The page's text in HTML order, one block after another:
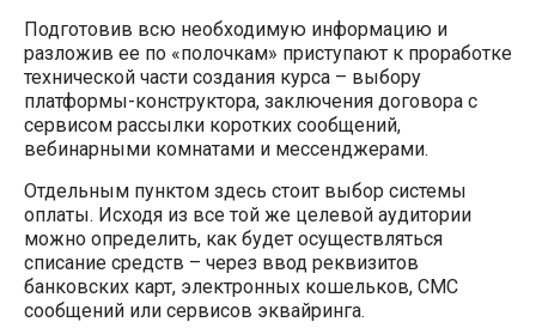
Подготовив всю необходимую информацию и
разложив ее по «полочкам» приступают к проработке
технической части создания курса – выбору
платформы-конструктора, заключения договора с
сервисом рассылки коротких сообщений,
вебинарными комнатами и мессенджерами.
Отдельным пунктом здесь стоит выбор системы
оплаты. Исходя из все той же целевой аудитории
можно определить, как будет осуществляться
списание средств – через ввод реквизитов
банковских карт, электронных кошельков, СМС
сообщений или сервисов эквайринга.